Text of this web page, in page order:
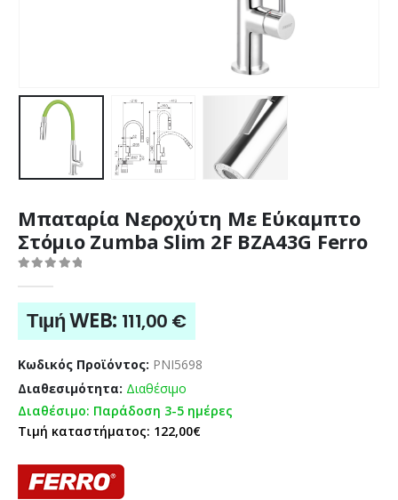
Μπαταρία Νεροχύτη Με Εύκαμπτο
Στόμιο Zumba Slim 2F ΒΖΑ43G Ferro
Τιμή WEB: 111,00 €
Κωδικός Προϊόντος: PNI5698
Διαθεσιμότητα: Διαθέσιμο
Διαθέσιμο: Παράδοση 3-5 ημέρες
Τιμή καταστήματος: 122,00€